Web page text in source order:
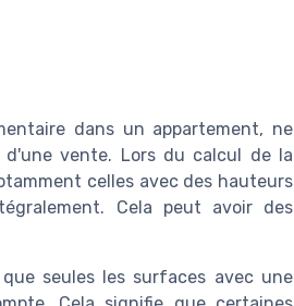
dans un appartement, ne
vente. Lors du calcul de la
celles avec des hauteurs
Cela peut avoir des
seules les surfaces avec une